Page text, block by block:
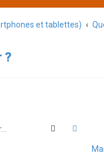
et tablettes)
?
Rechercher